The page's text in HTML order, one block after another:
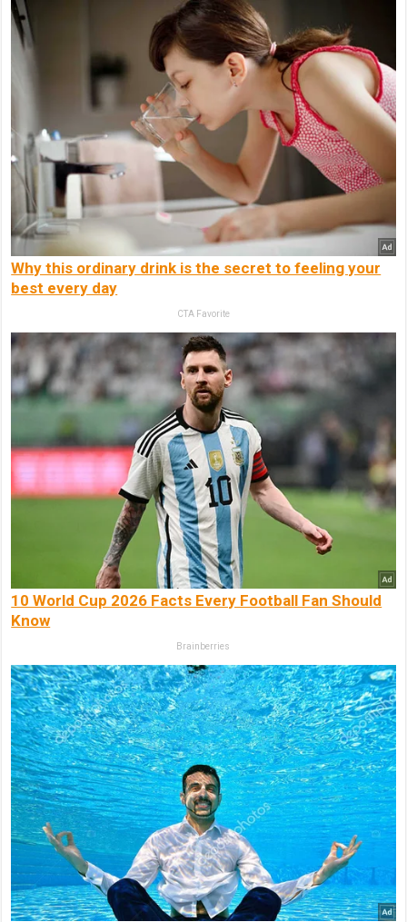
Why this ordinary drink is the secret to feeling your
best every day
CTA Favorite
10 World Cup 2026 Facts Every Football Fan Should
Know
Brainberries